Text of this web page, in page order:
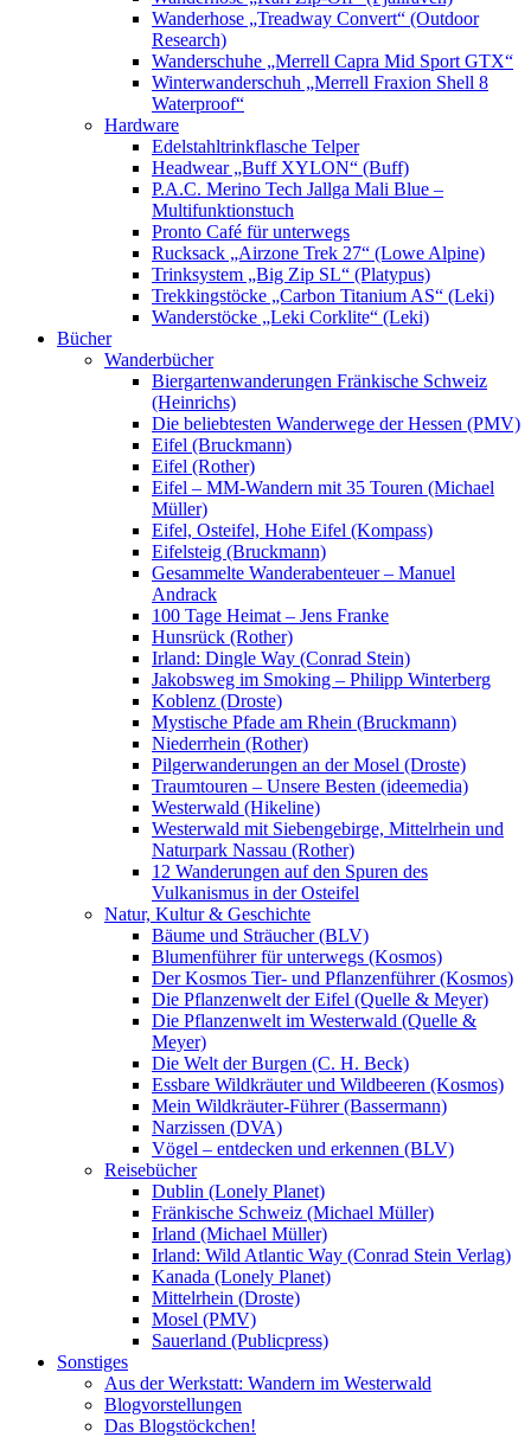
Wanderhose „Treadway Convert“ (Outdoor
Research)
Wanderschuhe „Merrell Capra Mid Sport GTX“
Winterwanderschuh „Merrell Fraxion Shell 8
Waterproof“
Hardware
Edelstahltrinkflasche Telper
Headwear „Buff XYLON“ (Buff)
P.A.C. Merino Tech Jallga Mali Blue –
Multifunktionstuch
Pronto Café für unterwegs
Rucksack „Airzone Trek 27“ (Lowe Alpine)
Trinksystem „Big Zip SL“ (Platypus)
Trekkingstöcke „Carbon Titanium AS“ (Leki)
Wanderstöcke „Leki Corklite“ (Leki)
Bücher
Wanderbücher
Biergartenwanderungen Fränkische Schweiz
(Heinrichs)
Die beliebtesten Wanderwege der Hessen (PMV)
Eifel (Bruckmann)
Eifel (Rother)
Eifel – MM-Wandern mit 35 Touren (Michael
Müller)
Eifel, Osteifel, Hohe Eifel (Kompass)
Eifelsteig (Bruckmann)
Gesammelte Wanderabenteuer – Manuel
Andrack
100 Tage Heimat – Jens Franke
Hunsrück (Rother)
Irland: Dingle Way (Conrad Stein)
Jakobsweg im Smoking – Philipp Winterberg
Koblenz (Droste)
Mystische Pfade am Rhein (Bruckmann)
Niederrhein (Rother)
Pilgerwanderungen an der Mosel (Droste)
Traumtouren – Unsere Besten (ideemedia)
Westerwald (Hikeline)
Westerwald mit Siebengebirge, Mittelrhein und
Naturpark Nassau (Rother)
12 Wanderungen auf den Spuren des
Vulkanismus in der Osteifel
Natur, Kultur & Geschichte
Bäume und Sträucher (BLV)
Blumenführer für unterwegs (Kosmos)
Der Kosmos Tier- und Pflanzenführer (Kosmos)
Die Pflanzenwelt der Eifel (Quelle & Meyer)
Die Pflanzenwelt im Westerwald (Quelle &
Meyer)
Die Welt der Burgen (C. H. Beck)
Essbare Wildkräuter und Wildbeeren (Kosmos)
Mein Wildkräuter-Führer (Bassermann)
Narzissen (DVA)
Vögel – entdecken und erkennen (BLV)
Reisebücher
Dublin (Lonely Planet)
Fränkische Schweiz (Michael Müller)
Irland (Michael Müller)
Irland: Wild Atlantic Way (Conrad Stein Verlag)
Kanada (Lonely Planet)
Mittelrhein (Droste)
Mosel (PMV)
Sauerland (Publicpress)
Sonstiges
Aus der Werkstatt: Wandern im Westerwald
Blogvorstellungen
Das Blogstöckchen!